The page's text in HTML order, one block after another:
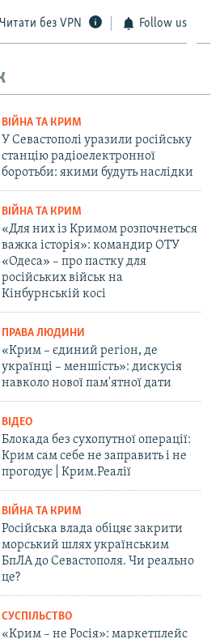
Читати без VPN Follow us
ВІЙНА ТА КРИМ
У Севастополі уразили російську
станцію радіоелектронної
боротьби: якими будуть наслідки
ВІЙНА ТА КРИМ
«Для них із Кримом розпочнеться
важка історія»: командир ОТУ
«Одеса» – про пастку для
російських військ на
Кінбурнській косі
ПРАВА ЛЮДИНИ
«Крим – єдиний регіон, де
українці – меншість»: дискусія
навколо нової пам'ятної дати
ВІДЕО
Блокада без сухопутної операції:
Крим сам себе не заправить і не
прогодує | Крим.Реалії
ВІЙНА ТА КРИМ
Російська влада обіцяє закрити
морський шлях українським
БпЛА до Севастополя. Чи реально
це?
СУСПІЛЬСТВО
«Крим – не Росія»: маркетплейс